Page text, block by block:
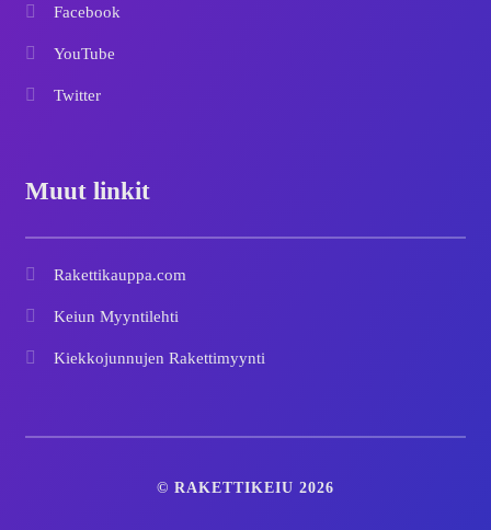
Facebook
YouTube
Twitter
Muut linkit
Rakettikauppa.com
Keiun Myyntilehti
Kiekkojunnujen Rakettimyynti
© RAKETTIKEIU 2026